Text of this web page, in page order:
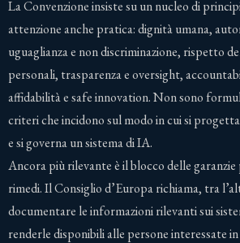
La Convenzione insiste su un nucleo di
attenzione anche pratica: dignità umana,
uguaglianza e non discriminazione, rispetto
personali, trasparenza e oversight,
affidabilità e safe innovation. Non sono
criteri che incidono sul modo in cui si
e si governa un sistema di IA.
Ancora più rilevante è il blocco delle
rimedi. Il Consiglio d’Europa richiama, tra
documentare le informazioni rilevanti sui
renderle disponibili alle persone interessate